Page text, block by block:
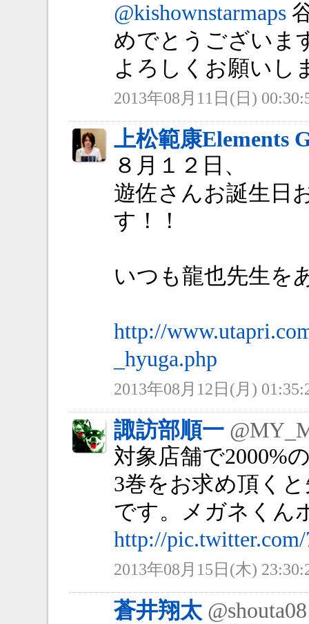
@kishownstarmaps
めでとうございま
よろしくお願いし
2013年08月11日(日)
上松範康Elements
８月１２日、
遊佐さんお誕生日
す！！
いつも龍也先生を
http://
_hyuga.php
2013年08月12日(月)
諏訪部順一
対象店舗で2000%
3巻をお求め頂く
です。メガネくん
http://
2013年08月15日(木)
蒼井翔太